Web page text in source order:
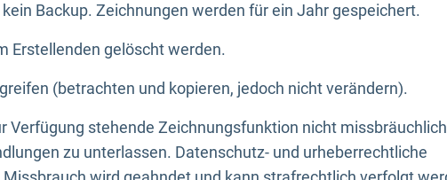
Backup. Zeichnungen werden für ein Jahr gespeichert.
Erstellenden gelöscht werden.
(betrachten und kopieren, jedoch nicht verändern).
Verfügung stehende Zeichnungsfunktion nicht
zu unterlassen. Datenschutz- und urheberrechtliche